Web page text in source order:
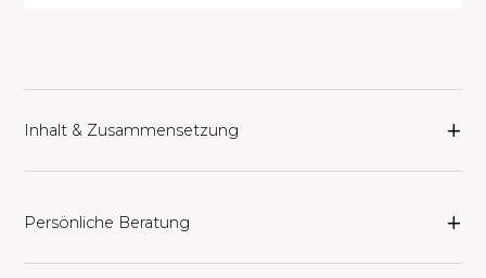
Inhalt & Zusammensetzung
Persönliche Beratung